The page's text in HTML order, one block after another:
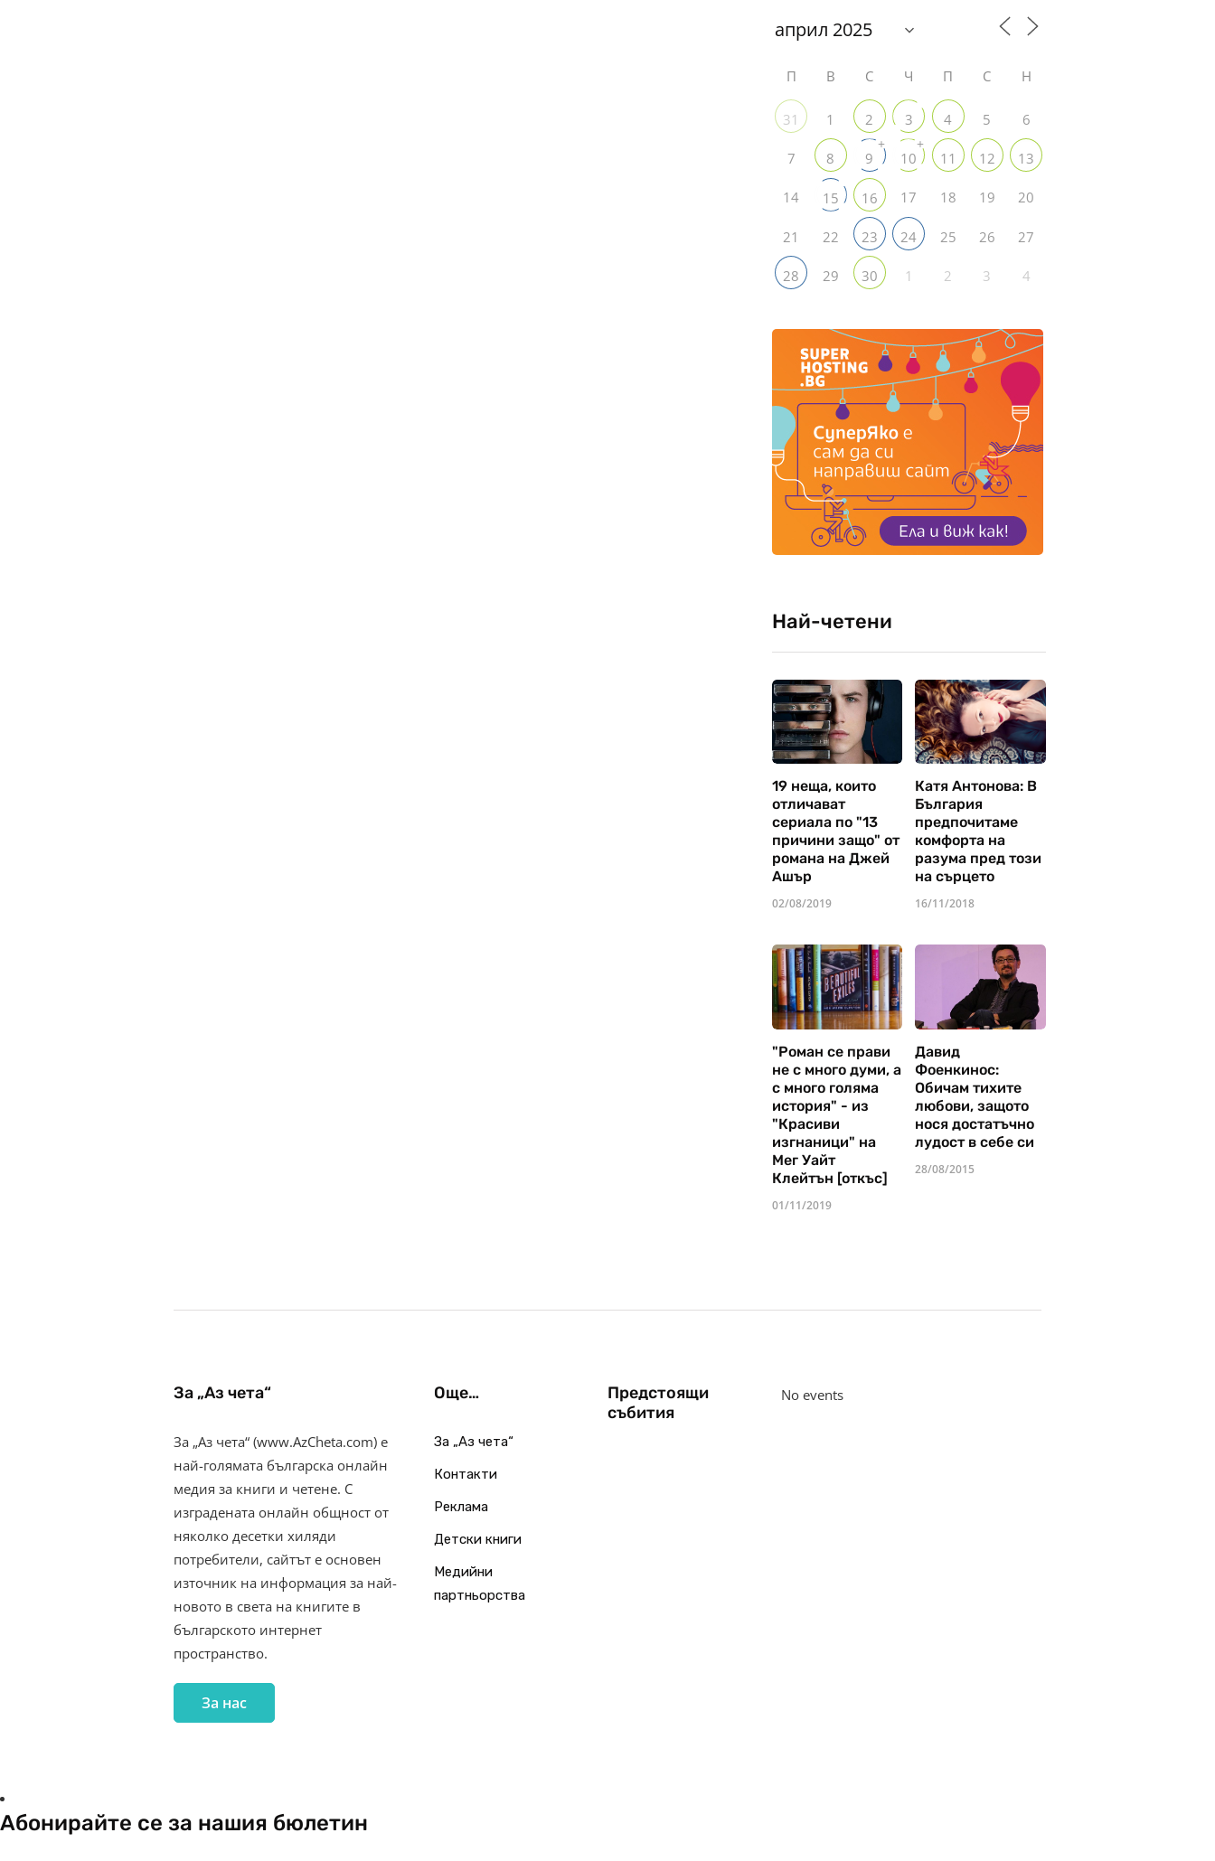
П В С Ч П С Н
31 1 2 3 4 5 6
7 8 9
+
10
+
11 12 13
14 15 16 17 18 19 20
21 22 23 24 25 26 27
28 29 30 1 2 3 4
Най-четени
19 неща, които
отличават
сериала по "13
причини защо" от
романа на Джей
Ашър
02/08/2019
Катя Антонова: В
България
предпочитаме
комфорта на
разума пред този
на сърцето
16/11/2018
"Роман се прави
не с много думи, а
с много голяма
история" - из
"Красиви
изгнаници" на
Мег Уайт
Клейтън [откъс]
01/11/2019
Давид
Фоенкинос:
Обичам тихите
любови, защото
нося достатъчно
лудост в себе си
28/08/2015
За „Аз чета“
За „Аз чета“ (www.AzCheta.com) е
най-голямата българска онлайн
медия за книги и четене. С
изградената онлайн общност от
няколко десетки хиляди
потребители, сайтът е основен
източник на информация за най-
новото в света на книгите в
българското интернет
пространство.
За нас
Още…
За „Аз чета“
Контакти
Реклама
Детски книги
Медийни
партньорства
Предстоящи
събития
No events
Абонирайте се за нашия бюлетин